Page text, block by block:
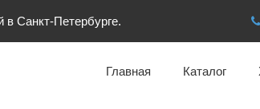
Санкт-Петербурге.
Главная Каталог